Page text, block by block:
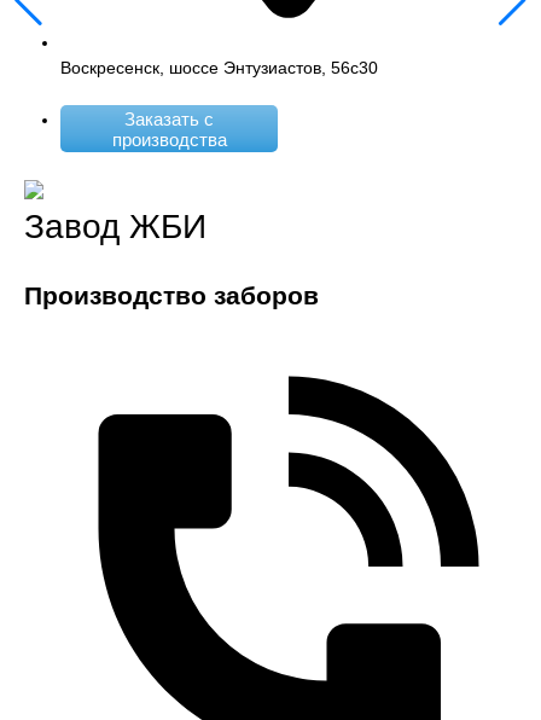
Воскресенск, шоссе Энтузиастов, 56с30
Заказать с
производства
Завод ЖБИ
Производство заборов